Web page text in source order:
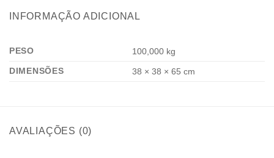
INFORMAÇÃO ADICIONAL
PESO
100,000 kg
DIMENSÕES
38 × 38 × 65 cm
AVALIAÇÕES (0)